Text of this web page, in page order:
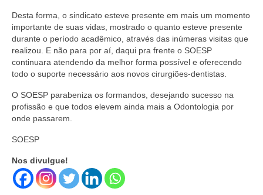
Desta forma, o sindicato esteve presente em mais um momento
importante de suas vidas, mostrado o quanto esteve presente
durante o período acadêmico, através das inúmeras visitas que
realizou. E não para por aí, daqui pra frente o SOESP
continuara atendendo da melhor forma possível e oferecendo
todo o suporte necessário aos novos cirurgiões-dentistas.
O SOESP parabeniza os formandos, desejando sucesso na
profissão e que todos elevem ainda mais a Odontologia por
onde passarem.
SOESP
Nos divulgue!